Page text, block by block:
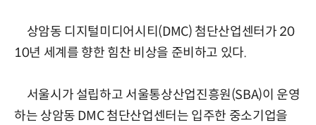
상암동 디지털미디어시티(DMC) 첨단산업센터가 20
10년 세계를 향한 힘찬 비상을 준비하고 있다.
서울시가 설립하고 서울통상산업진흥원(SBA)이 운영
하는 상암동 DMC 첨단산업센터는 입주한 중소기업을